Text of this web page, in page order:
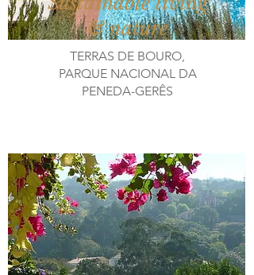
& nature
TERRAS DE BOURO,
PARQUE NACIONAL DA
PENEDA-GERÊS